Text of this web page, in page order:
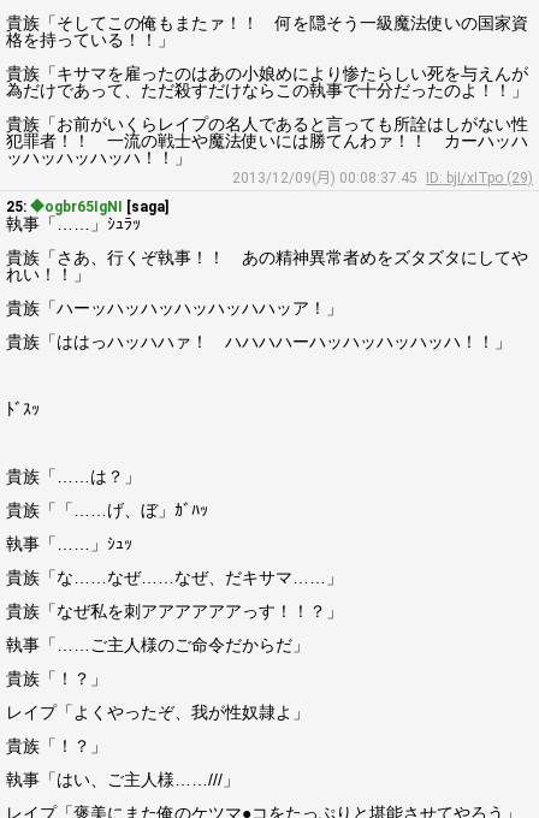
貴族「そしてこの俺もまたァ！！ 何を隠そう一級魔法使いの国家資
格を持っている！！」
貴族「キサマを雇ったのはあの小娘めにより惨たらしい死を与えんが
為だけであって、ただ殺すだけならこの執事で十分だったのよ！！」
貴族「お前がいくらレイプの名人であると言っても所詮はしがない性
犯罪者！！ 一流の戦士や魔法使いには勝てんわァ！！ カーハッハ
ッハッハッハッハ！！」
2013/12/09(月) 00:08:37.45
ID: bjI/xITpo (29)
25: ◆ogbr65IgNI [saga]
執事「……」ｼｭﾗｯ
貴族「さあ、行くぞ執事！！ あの精神異常者めをズタズタにしてや
れい！！」
貴族「ハーッハッハッハッハッハハッア！」
貴族「ははっハッハハァ！ ハハハハーハッハッハッハッハ！！」
ﾄﾞｽｯ
貴族「……は？」
貴族「「……げ、ぼ」ｶﾞﾊｯ
執事「……」ｼｭｯ
貴族「な……なぜ……なぜ、だキサマ……」
貴族「なぜ私を刺アアアアアアっす！！？」
執事「……ご主人様のご命令だからだ」
貴族「！？」
レイプ「よくやったぞ、我が性奴隷よ」
貴族「！？」
執事「はい、ご主人様……///」
レイプ「褒美にまた俺のケツマ●コをたっぷりと堪能させてやろう」